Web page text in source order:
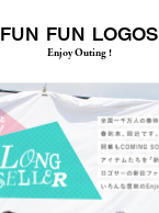
FUN FUN LOGOS
Enjoy Outing !